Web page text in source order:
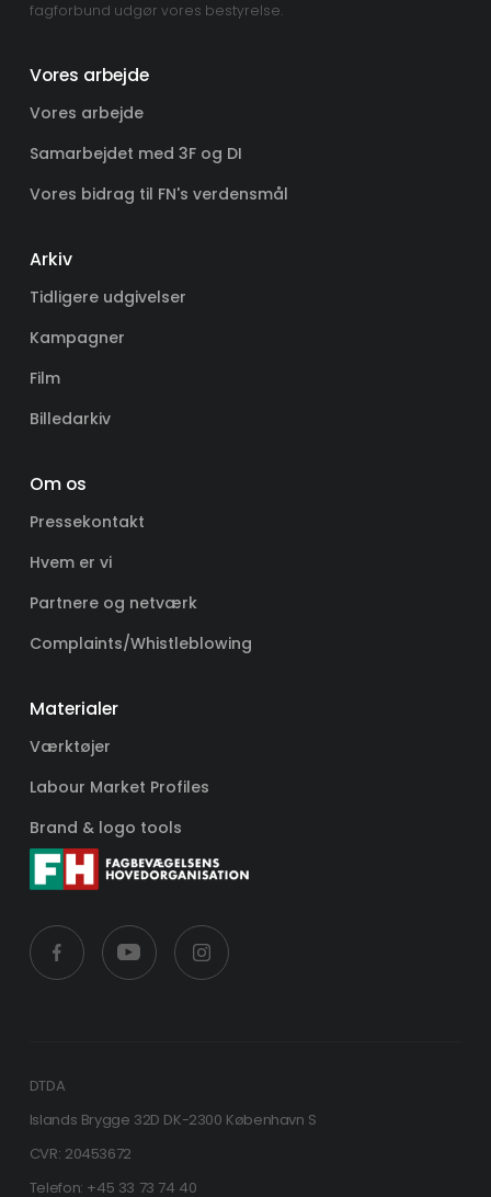
fagforbund udgør vores bestyrelse.
Vores arbejde
Vores arbejde
Samarbejdet med 3F og DI
Vores bidrag til FN's verdensmål
Arkiv
Tidligere udgivelser
Kampagner
Film
Billedarkiv
Om os
Pressekontakt
Hvem er vi
Partnere og netværk
Complaints/Whistleblowing
Materialer
Værktøjer
Labour Market Profiles
Brand & logo tools
DTDA
Islands Brygge 32D DK-2300 København S
CVR: 20453672
Telefon: +45 33 73 74 40